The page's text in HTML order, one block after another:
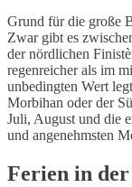
Grund für die große
Zwar gibt es
der nördlichen
regenreicher als im
unbedingten Wert
Morbihan oder der
Juli, August und die
und angenehmsten
Ferien in der